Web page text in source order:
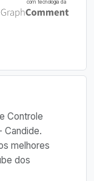
Controle
Candide.
melhores
dos